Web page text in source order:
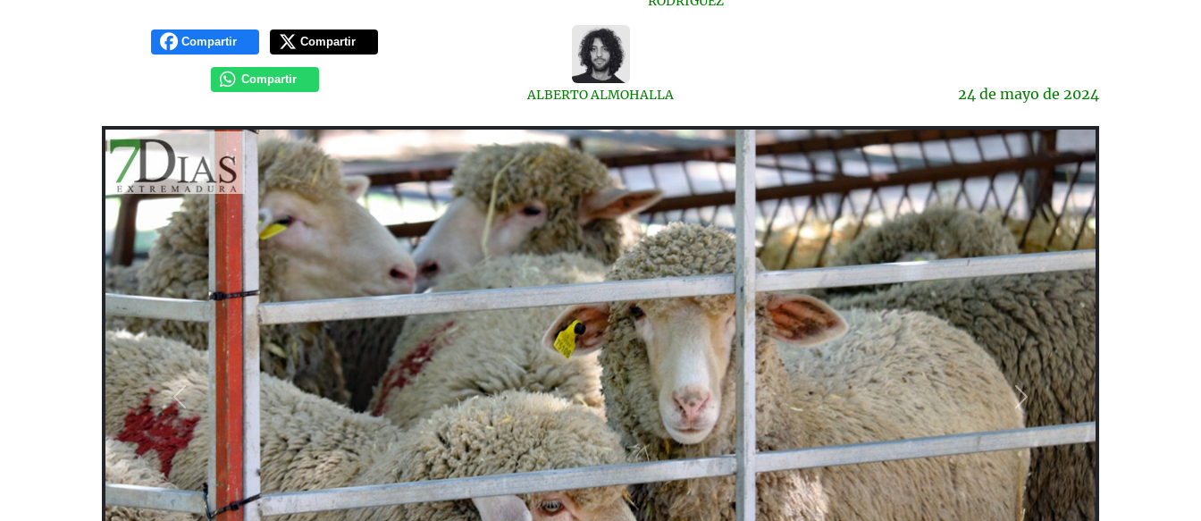
Compartir Compartir
Compartir
ALBERTO ALMOHALLA 24 de mayo de 2024
Previous Next